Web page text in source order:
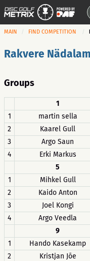
MAIN FIND COMPETITION
Rakvere
Groups
1
1
martin sella
2
Kaarel Gull
3
Argo Saun
4
Erki Markus
5
1
Mihkel Gull
2
Kaido Anton
3
Joel Kongi
4
Argo Veedla
9
1
Hando Kasekamp
2
Kristjan Jõe